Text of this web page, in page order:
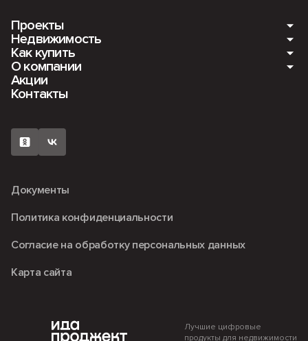
Проекты
Мкр. Романовский. Ещё 4 дома
ПАНАМАСИТИ
ЖК «Fors» (ФОРС)
Недвижимость
Квартиры
Машино-места
Коммерция
Как купить
Ипотека
Наличный расчет
О компании
О компании
Новости
Акции
Контакты
Документы
Политика конфиденциальности
Согласие на обработку персональных данных
Карта сайта
Лучшие цифровые
продукты для недвижимости